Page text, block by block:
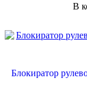
В
Блокиратор